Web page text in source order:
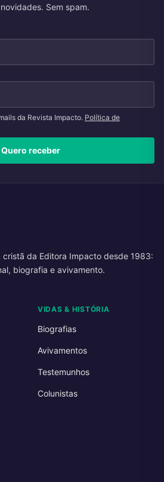
Sem spam.
da Revista Impacto. Política de
Quero receber
cristã da Editora Impacto desde 1983:
biografia e avivamento.
VIDAS & HISTÓRIA
Biografias
Avivamentos
Testemunhos
Colunistas